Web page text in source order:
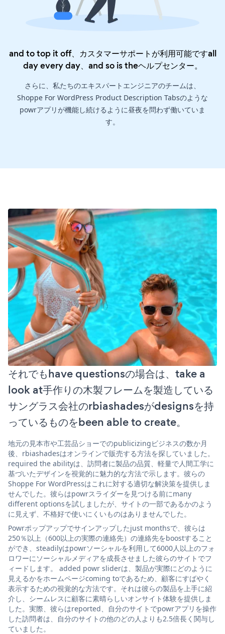
and to top it off、カスタマーサポートが利用可能ですall
day every day、and so is theヘルプセンター。
さらに、私たちのエキスパートエンジニアのチームは、
Shoppe For WordPress Product Description Tabsのような
powrアプリが機能し続けるように昼夜を問わず働いていま
す。
それでもhave questionsの場合は、take a
look at手作りの木製フレームを製造している
サングラス会社のrbiashadesがdesignsを持
っているものをbeen able to create。
地元の見本市や工芸品ショーでのpublicizingビジネスの数か月
後、rbiashadesはオンラインで販売する方法を探していました。
required the abilityは、訪問者に製品の品質、軽量で人間工学に
基づいたデザインを視覚的に魅力的な方法で示します。彼らの
Shoppe For WordPressはこれに対する適切な解決策を提供しま
せんでした。彼らはpowrスライダーを見つける前にmany
different optionsを試しましたが、サイトの一部であるかのよう
に見えず、不格好で使いにくいものはありませんでした。
Powrポップアップでサインアップしたjust monthsで、彼らは
250％以上（600以上の実際の連絡先）の連絡先をboostすること
ができ、steadilyはpowrソーシャルを利用して6000人以上のフォ
ロワーにソーシャルメディアを成長させました彼らのサイトでフ
ィードします。 added powr sliderは、製品が実際にどのように
見えるかをホームページcoming toであるため、顧客にすばやく
表示するための視覚的な方法です。それは彼らの製品を上手に紹
介し、シームレスに顧客に素晴らしいオンサイト体験を提供しま
した。実際、彼らはreported、自分のサイトでpowrアプリを操作
した訪問者は、自分のサイトの他のどの人よりも2.5倍長く関与し
ていました。